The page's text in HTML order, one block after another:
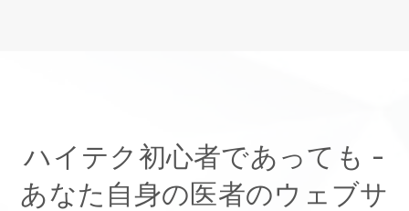
ハイテク初心者であっても -
あなた自身の医者のウェブサ